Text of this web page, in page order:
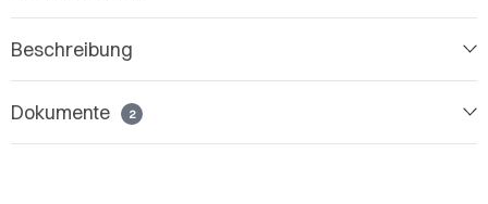
Beschreibung
Dokumente 2